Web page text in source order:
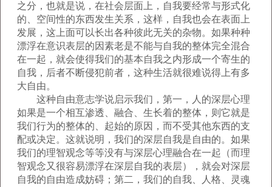
之分，也就是说，在社会层面上，自我要经常与形式化
的、空间性的东西发生关系，这样，自我也会在表面上
发展，这上面可以长出各种彼此无关的杂物。如果种种
漂浮在意识表层的因素老是不能与自我的整体完全混合
在一起，就会使得我们的基本自我之内形成一个寄生的
自我，后者不断侵犯前者，这种生活就很难说得上有多
大自由。
这种自由意志学说启示我们，第一，人的深层心理
如果是一个相互渗透、融合、生长着的整体，则它就是
我们行为的整体的、起始的原因，而不受其他东西的支
配或决定。这就说明，我们的深层自我是自由的。如果
我们的理智观念等等没有与深层心理融合在一起（而理
智观念又很容易漂浮在深层自我的表层），就会对深层
自我的自由造成妨碍；第二，我们的自我、人格、灵魂